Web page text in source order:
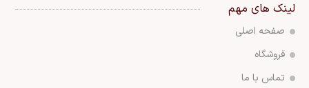
لینک های مهم
صفحه اصلی
فروشگاه
تماس با ما